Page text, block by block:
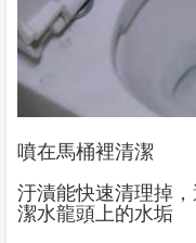
噴在馬桶裡清潔
汙漬能快速清理掉
潔水龍頭上的水垢